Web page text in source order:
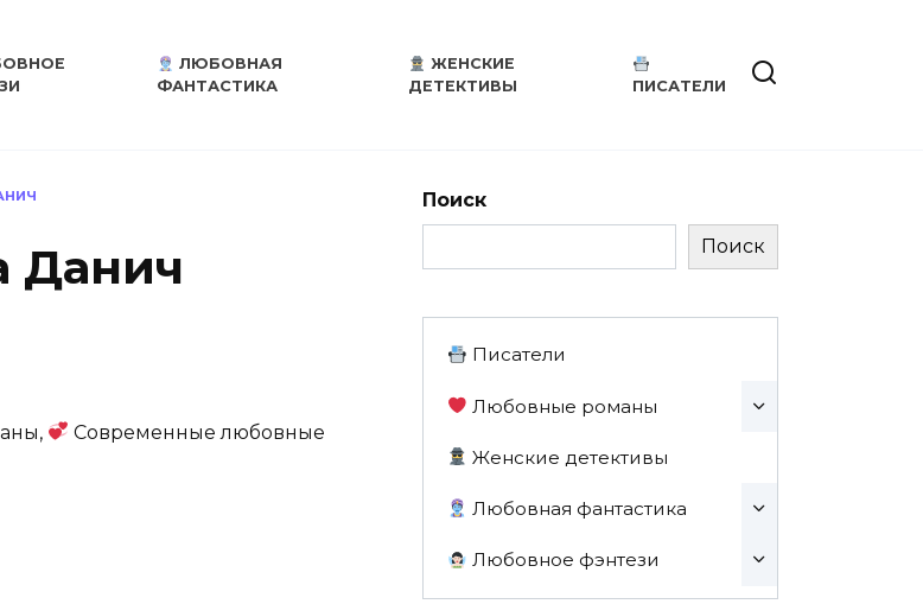
ЛЮБОВНАЯ
ФАНТАСТИКА
ЖЕНСКИЕ
ДЕТЕКТИВЫ
ПИСАТЕЛИ
Данич
Современные любовные
Поиск
Поиск
Писатели
Любовные романы
Женские детективы
Любовная фантастика
Любовное фэнтези